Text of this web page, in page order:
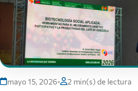
mayo 15, 2026• 2 min(s) de lectura